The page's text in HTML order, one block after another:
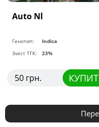
Auto Nl
Генотип:
Indica
Зміст ТГК:
23%
50 грн.